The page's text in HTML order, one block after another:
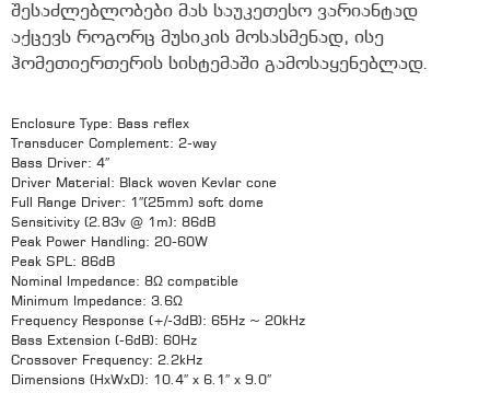
შესაძლებლობები მას საუკეთესო ვარიანტად
აქცევს როგორც მუსიკის მოსასმენად, ისე
ჰომეთიერთერის სისტემაში გამოსაყენებლად.
Enclosure Type: Bass reflex
Transducer Complement: 2-way
Bass Driver: 4″
Driver Material: Black woven Kevlar cone
Full Range Driver: 1″(25mm) soft dome
Sensitivity (2.83v @ 1m): 86dB
Peak Power Handling: 20-60W
Peak SPL: 86dB
Nominal Impedance: 8Ω compatible
Minimum Impedance: 3.6Ω
Frequency Response (+/-3dB): 65Hz ~ 20kHz
Bass Extension (-6dB): 60Hz
Crossover Frequency: 2.2kHz
Dimensions (HxWxD): 10.4″ x 6.1″ x 9.0″